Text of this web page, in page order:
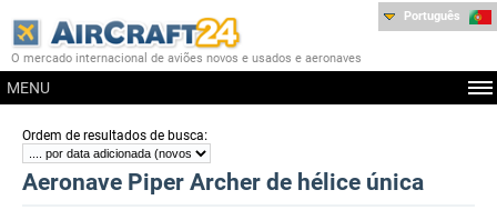
O mercado internacional de aviões novos e usados e aeronaves
MENU
Português
Ordem de resultados de busca:
Aeronave Piper Archer de hélice única